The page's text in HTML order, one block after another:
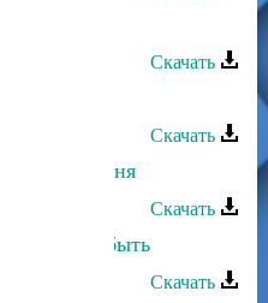
Скачать
Скачать
Не вини меня
Скачать
Не могу забыть
Скачать